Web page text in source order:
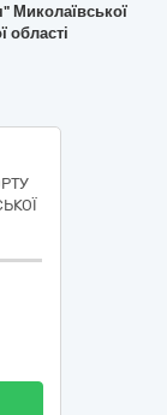
Миколаївської
області